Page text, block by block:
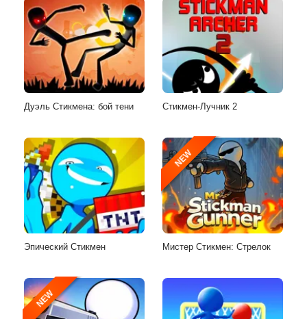
Дуэль Стикмена: бой тени Стикмен-Лучник 2
Эпический Стикмен
NEW
Мистер Стикмен: Стрелок
NEW